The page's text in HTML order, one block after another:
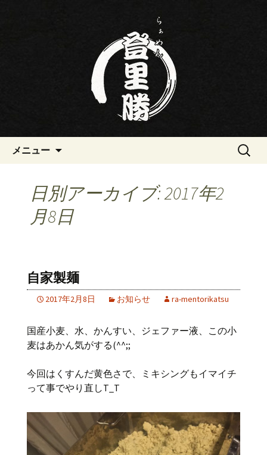
三重・桑名の寿司・ラーメン屋
らぁめん登里勝(とりかつ)のブ
ん登里勝(とりかつ)のブログです
メニュー
検
日別アーカイブ: 2017年2
月8日
自家製麺
2017年2月8日 お知らせ ra-mentorikatsu
国産小麦、水、かんすい、ジェファー液、この小
麦はあかん気がする(^^;;
今回はくすんだ黄色さで、ミキシングもイマイチ
って事でやり直しT_T